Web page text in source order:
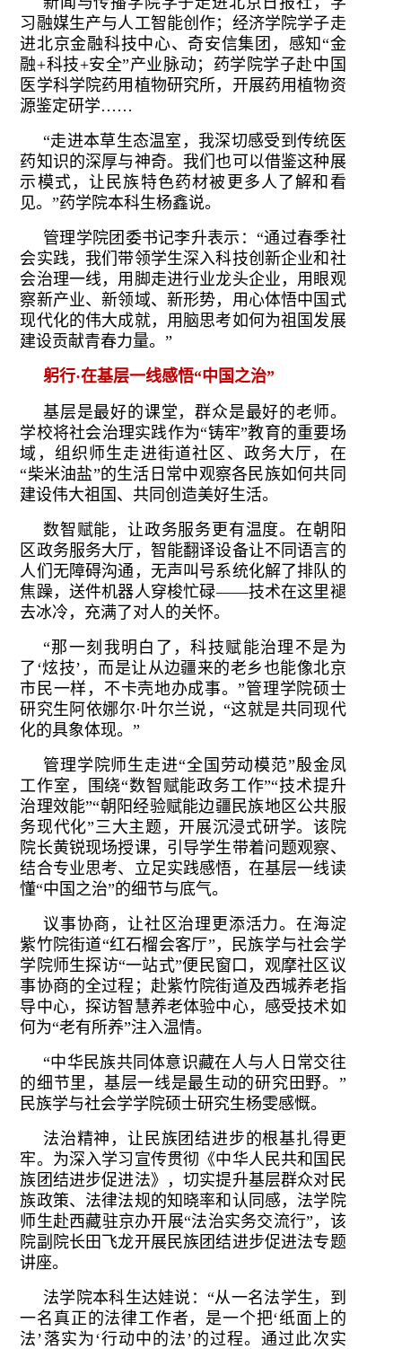
习融媒生产与人工智能创作；经济学院学子走
进北京金融科技中心、奇安信集团，感知“金
融+科技+安全”产业脉动；药学院学子赴中国
医学科学院药用植物研究所，开展药用植物资
源鉴定研学……
“走进本草生态温室，我深切感受到传统医
药知识的深厚与神奇。我们也可以借鉴这种展
示模式，让民族特色药材被更多人了解和看
见。”药学院本科生杨鑫说。
管理学院团委书记李升表示：“通过春季社
会实践，我们带领学生深入科技创新企业和社
会治理一线，用脚走进行业龙头企业，用眼观
察新产业、新领域、新形势，用心体悟中国式
现代化的伟大成就，用脑思考如何为祖国发展
建设贡献青春力量。”
躬行·在基层一线感悟“中国之治”
基层是最好的课堂，群众是最好的老师。
学校将社会治理实践作为“铸牢”教育的重要场
域，组织师生走进街道社区、政务大厅，在
“柴米油盐”的生活日常中观察各民族如何共同
建设伟大祖国、共同创造美好生活。
数智赋能，让政务服务更有温度。在朝阳
区政务服务大厅，智能翻译设备让不同语言的
人们无障碍沟通，无声叫号系统化解了排队的
焦躁，送件机器人穿梭忙碌——技术在这里褪
去冰冷，充满了对人的关怀。
“那一刻我明白了，科技赋能治理不是为
了‘炫技’，而是让从边疆来的老乡也能像北京
市民一样，不卡壳地办成事。”管理学院硕士
研究生阿依娜尔·叶尔兰说，“这就是共同现代
化的具象体现。”
管理学院师生走进“全国劳动模范”殷金凤
工作室，围绕“数智赋能政务工作”“技术提升
治理效能”“朝阳经验赋能边疆民族地区公共服
务现代化”三大主题，开展沉浸式研学。该院
院长黄锐现场授课，引导学生带着问题观察、
结合专业思考、立足实践感悟，在基层一线读
懂“中国之治”的细节与底气。
议事协商，让社区治理更添活力。在海淀
紫竹院街道“红石榴会客厅”，民族学与社会学
学院师生探访“一站式”便民窗口，观摩社区议
事协商的全过程；赴紫竹院街道及西城养老指
导中心，探访智慧养老体验中心，感受技术如
何为“老有所养”注入温情。
“中华民族共同体意识藏在人与人日常交往
的细节里，基层一线是最生动的研究田野。”
民族学与社会学学院硕士研究生杨雯感慨。
法治精神，让民族团结进步的根基扎得更
牢。为深入学习宣传贯彻《中华人民共和国民
族团结进步促进法》，切实提升基层群众对民
族政策、法律法规的知晓率和认同感，法学院
师生赴西藏驻京办开展“法治实务交流行”，该
院副院长田飞龙开展民族团结进步促进法专题
讲座。
法学院本科生达娃说：“从一名法学生，到
一名真正的法律工作者，是一个把‘纸面上的
法’落实为‘行动中的法’的过程。通过此次实